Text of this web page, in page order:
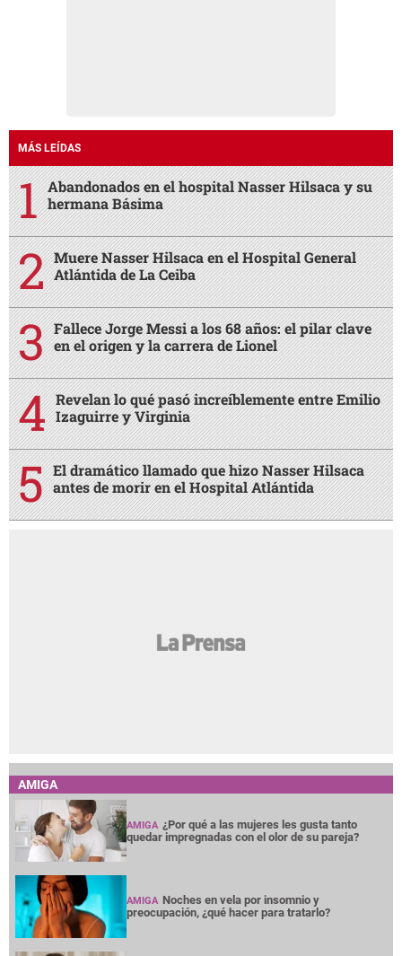
MÁS LEÍDAS
Abandonados en el hospital Nasser Hilsaca y su
hermana Básima
Muere Nasser Hilsaca en el Hospital General
Atlántida de La Ceiba
Fallece Jorge Messi a los 68 años: el pilar clave
en el origen y la carrera de Lionel
Revelan lo qué pasó increíblemente entre Emilio
Izaguirre y Virginia
El dramático llamado que hizo Nasser Hilsaca
antes de morir en el Hospital Atlántida
AMIGA
AMIGA ¿Por qué a las mujeres les gusta tanto
quedar impregnadas con el olor de su pareja?
AMIGA Noches en vela por insomnio y
preocupación, ¿qué hacer para tratarlo?